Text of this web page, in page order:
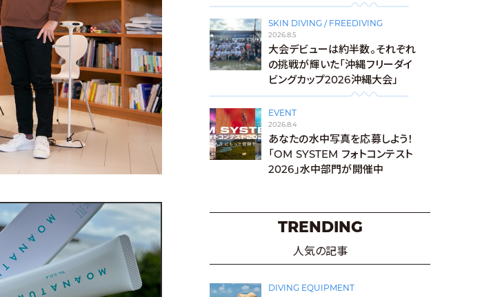
SKIN DIVING / FREEDIVING
2026.8.5
大会デビューは約半数。それぞれ
の挑戦が輝いた「沖縄フリーダイ
ビングカップ2026沖縄大会」
EVENT
2026.8.4
あなたの水中写真を応募しよう！
「OM SYSTEM フォトコンテスト
2026」水中部門が開催中
TRENDING
人気の記事
DIVING EQUIPMENT